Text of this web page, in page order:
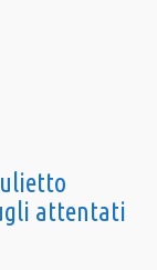
attentati